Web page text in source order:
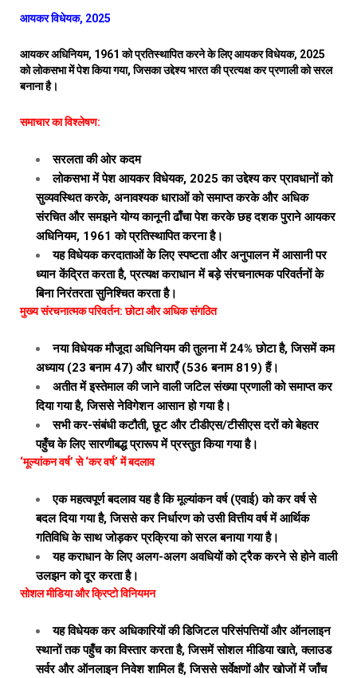
आयकर विधेयक, 2025
आयकर अधिनियम, 1961 को प्रतिस्थापित करने के लिए आयकर विधेयक, 2025
को लोकसभा में पेश किया गया, जिसका उद्देश्य भारत की प्रत्यक्ष कर प्रणाली को सरल
बनाना है।
समाचार का विश्लेषण:
सरलता की ओर कदम
लोकसभा में पेश आयकर विधेयक, 2025 का उद्देश्य कर प्रावधानों को
सुव्यवस्थित करके, अनावश्यक धाराओं को समाप्त करके और अधिक
संरचित और समझने योग्य कानूनी ढाँचा पेश करके छह दशक पुराने आयकर
अधिनियम, 1961 को प्रतिस्थापित करना है।
यह विधेयक करदाताओं के लिए स्पष्टता और अनुपालन में आसानी पर
ध्यान केंद्रित करता है, प्रत्यक्ष कराधान में बड़े संरचनात्मक परिवर्तनों के
बिना निरंतरता सुनिश्चित करता है।
मुख्य संरचनात्मक परिवर्तन: छोटा और अधिक संगठित
नया विधेयक मौजूदा अधिनियम की तुलना में 24% छोटा है, जिसमें कम
अध्याय (23 बनाम 47) और धाराएँ (536 बनाम 819) हैं।
अतीत में इस्तेमाल की जाने वाली जटिल संख्या प्रणाली को समाप्त कर
दिया गया है, जिससे नेविगेशन आसान हो गया है।
सभी कर-संबंधी कटौती, छूट और टीडीएस/टीसीएस दरों को बेहतर
पहुँच के लिए सारणीबद्ध प्रारूप में प्रस्तुत किया गया है।
‘मूल्यांकन वर्ष’ से ‘कर वर्ष’ में बदलाव
एक महत्वपूर्ण बदलाव यह है कि मूल्यांकन वर्ष (एवाई) को कर वर्ष से
बदल दिया गया है, जिससे कर निर्धारण को उसी वित्तीय वर्ष में आर्थिक
गतिविधि के साथ जोड़कर प्रक्रिया को सरल बनाया गया है।
यह कराधान के लिए अलग-अलग अवधियों को ट्रैक करने से होने वाली
उलझन को दूर करता है।
सोशल मीडिया और क्रिप्टो विनियमन
यह विधेयक कर अधिकारियों की डिजिटल परिसंपत्तियों और ऑनलाइन
स्थानों तक पहुँच का विस्तार करता है, जिसमें सोशल मीडिया खाते, क्लाउड
सर्वर और ऑनलाइन निवेश शामिल हैं, जिससे सर्वेक्षणों और खोजों में जाँच